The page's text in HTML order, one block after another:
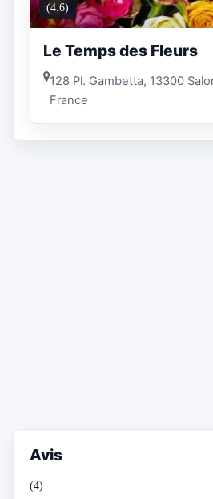
(4.6)
Le Temps des Fleurs
128 Pl. Gambetta, 13300
France
Avis
(4)